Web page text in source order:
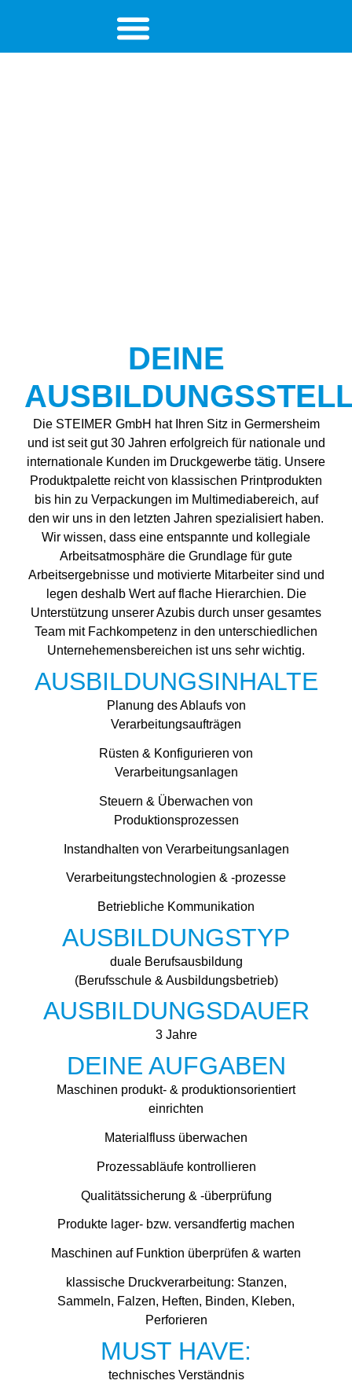
DEINE
Die STEIMER GmbH hat Ihren Sitz in Germersheim
und ist seit gut 30 Jahren erfolgreich für nationale und
internationale Kunden im Druckgewerbe tätig. Unsere
Produktpalette reicht von klassischen Printprodukten
bis hin zu Verpackungen im Multimediabereich, auf
den wir uns in den letzten Jahren spezialisiert haben.
Wir wissen, dass eine entspannte und kollegiale
Arbeitsatmosphäre die Grundlage für gute
Arbeitsergebnisse und motivierte Mitarbeiter sind und
legen deshalb Wert auf flache Hierarchien. Die
Unterstützung unserer Azubis durch unser gesamtes
Team mit Fachkompetenz in den unterschiedlichen
Unternehemensbereichen ist uns sehr wichtig.
AUSBILDUNGSINHALTE
Planung des Ablaufs von
Verarbeitungsaufträgen
Rüsten & Konfigurieren von
Verarbeitungsanlagen
Steuern & Überwachen von
Produktionsprozessen
Instandhalten von Verarbeitungsanlagen
Verarbeitungstechnologien & -prozesse
Betriebliche Kommunikation
AUSBILDUNGSTYP
duale Berufsausbildung
(Berufsschule & Ausbildungsbetrieb)
AUSBILDUNGSDAUER
3 Jahre
DEINE AUFGABEN
Maschinen produkt- & produktionsorientiert
einrichten
Materialfluss überwachen
Prozessabläufe kontrollieren
Qualitätssicherung & -überprüfung
Produkte lager- bzw. versandfertig machen
Maschinen auf Funktion überprüfen & warten
klassische Druckverarbeitung: Stanzen,
Sammeln, Falzen, Heften, Binden, Kleben,
Perforieren
MUST HAVE:
technisches Verständnis